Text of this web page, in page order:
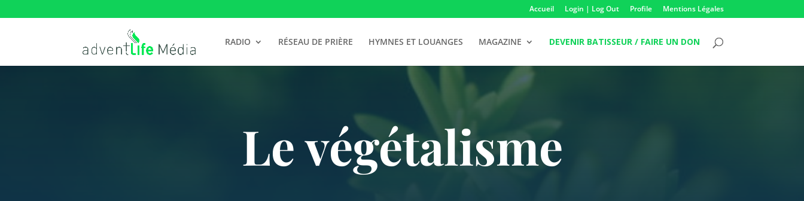
Accueil Login | Log Out Profile Mentions Légales
RADIO RÉSEAU DE PRIÈRE HYMNES ET LOUANGES MAGAZINE DEVENIR BATISSEUR / FAIRE UN DON
Le végétalisme